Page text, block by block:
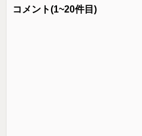
コメント(1~20件目)